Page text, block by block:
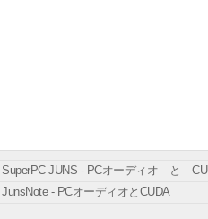
SuperPC JUNS - PCオーディオ と
JunsNote - PCオーディオとCUDA